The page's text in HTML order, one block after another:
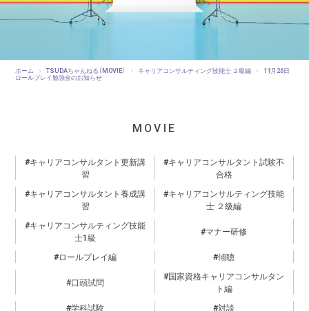
ホーム TSUDAちゃんねる（MOVIE） キャリアコンサルティング技能士 ２級編 11月26日
ロールプレイ勉強会のお知らせ
MOVIE
キャリアコンサルタント更新講
習
キャリアコンサルタント試験不
合格
キャリアコンサルタント養成講
習
キャリアコンサルティング技能
士 ２級編
キャリアコンサルティング技能
士1級
マナー研修
ロールプレイ編 傾聴
口頭試問
国家資格キャリアコンサルタン
ト編
学科試験
対談